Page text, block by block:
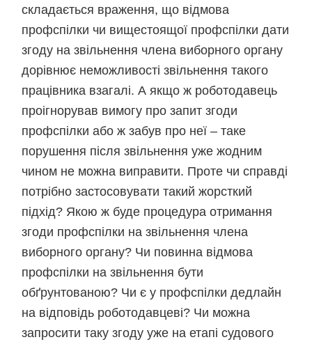
складається враження, що відмова
профспілки чи вищестоящої профспілки дати
згоду на звільнення члена виборного органу
дорівнює неможливості звільнення такого
працівника взагалі. А якщо ж роботодавець
проігнорував вимогу про запит згоди
профспілки або ж забув про неї – таке
порушення після звільнення уже жодним
чином не можна виправити. Проте чи справді
потрібно застосовувати такий жорсткий
підхід? Якою ж буде процедура отримання
згоди профспілки на звільнення члена
виборного органу? Чи повинна відмова
профспілки на звільнення бути
обґрунтованою? Чи є у профспілки дедлайн
на відповідь роботодавцеві? Чи можна
запросити таку згоду уже на етапі судового